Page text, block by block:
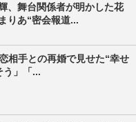
、舞台関係者が明かした花
りあ“密会報道...
相手との再婚で見せた“幸せ
う」「...